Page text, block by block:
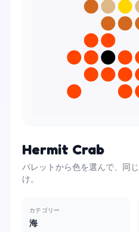
Hermit Crab
パレットから色を選んで、同
け。
カテゴリー
海